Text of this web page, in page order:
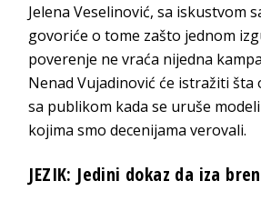
Jelena Veselinović, sa iskustvom
govoriće o tome zašto jednom
poverenje ne vraća nijedna
Nenad Vujadinović će istražiti šta
sa publikom kada se uruše
kojima smo decenijama verovali.
JEZIK: Jedini dokaz da iza